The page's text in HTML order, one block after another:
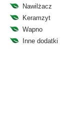
Nawilżacz
Keramzyt
Wapno
Inne dodatki